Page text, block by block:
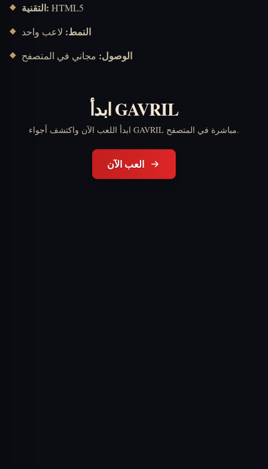
التقنية: HTML5
النمط: لاعب واحد
الوصول: مجاني في المتصفح
ابدأ GAVRIL
ابدأ اللعب الآن واكتشف أجواء GAVRIL مباشرة في المتصفح.
العب الآن